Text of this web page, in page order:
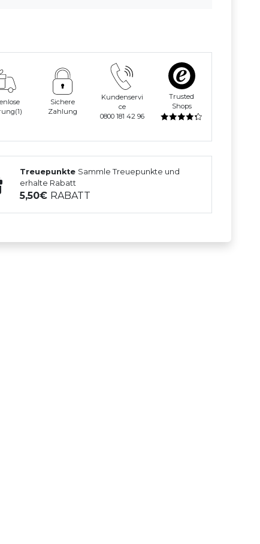
Sichere
Zahlung
Kundenservi
ce
0800 181 42 96
Trusted
Shops
Treuepunkte Sammle Treuepunkte und
erhalte Rabatt
5,50 RABATT